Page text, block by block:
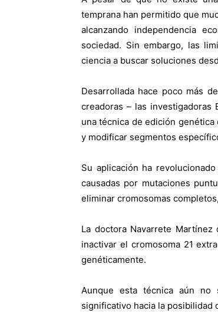
temprana han permitido que
alcanzando independencia
sociedad. Sin embargo, las
ciencia a buscar soluciones
Desarrollada hace poco más
creadoras – las investigadoras
una técnica de edición
y modificar segmentos
Su aplicación ha
causadas por mutaciones
eliminar cromosomas
La doctora Navarrete
inactivar el cromosoma 21
genéticamente.
Aunque esta técnica aún no
significativo hacia la posibilidad